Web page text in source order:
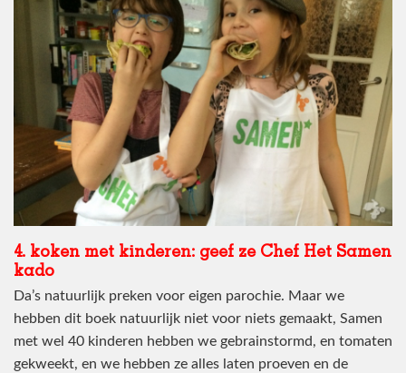
4. koken met kinderen: geef ze Chef Het Samen
kado
Da’s natuurlijk preken voor eigen parochie. Maar we
hebben dit boek natuurlijk niet voor niets gemaakt, Samen
met wel 40 kinderen hebben we gebrainstormd, en tomaten
gekweekt, en we hebben ze alles laten proeven en de